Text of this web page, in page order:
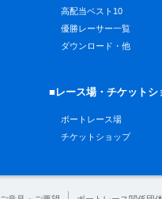
高配当ベスト10
優勝レーサー一覧
ダウンロード・他
■レース場・チケットシ
ボートレース場
チケットショップ